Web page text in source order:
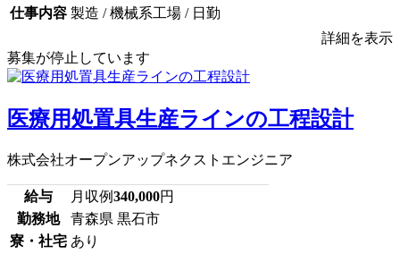
仕事内容 製造 / 機械系工場 / 日勤
詳細を表示
募集が停止しています
医療用処置具生産ラインの工程設計
株式会社オープンアップネクストエンジニア
給与 月収例340,000円
勤務地
青森県 黒石市
寮・社宅 あり